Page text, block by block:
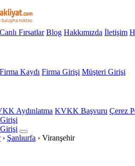
Canlı Fırsatlar Blog Hakkımızda İletişim
Firma Kaydı Firma Girişi Müşteri Girişi
Aydınlatma KVKK Başvuru Çerez
› Şanlıurfa › Viranşehir